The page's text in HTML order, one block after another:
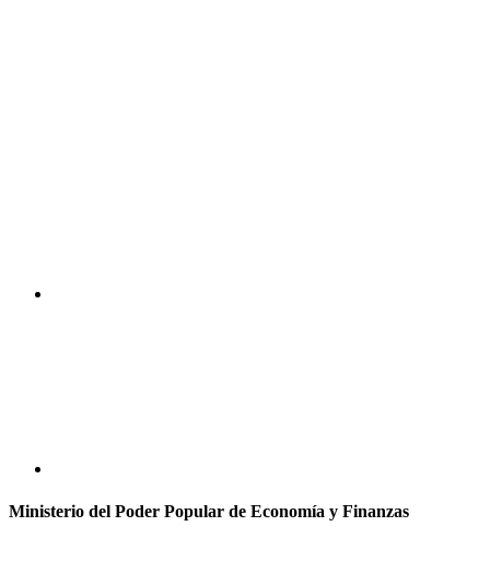
Ministerio del Poder Popular de Economía y Finanzas